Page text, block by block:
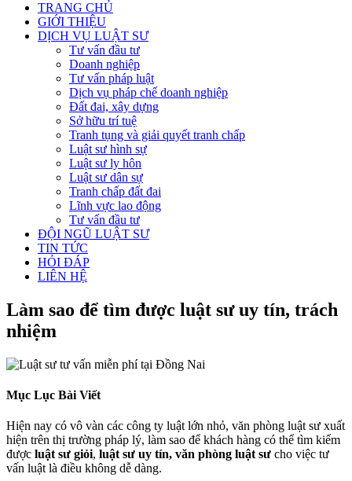
TRANG CHỦ
GIỚI THIỆU
DỊCH VỤ LUẬT SƯ
Tư vấn đầu tư
Doanh nghiệp
Tư vấn pháp luật
Dịch vụ pháp chế doanh nghiệp
Đất đai, xây dựng
Sở hữu trí tuệ
Tranh tụng và giải quyết tranh chấp
Luật sư hình sự
Luật sư ly hôn
Luật sư dân sự
Tranh chấp đất đai
Lĩnh vực lao động
Tư vấn đầu tư
ĐỘI NGŨ LUẬT SƯ
TIN TỨC
HỎI ĐÁP
LIÊN HỆ
Làm sao để tìm được luật sư uy tín, trách
nhiệm
Mục Lục Bài Viết
Hiện nay có vô vàn các công ty luật lớn nhỏ, văn phòng luật sư xuất
hiện trên thị trường pháp lý, làm sao để khách hàng có thể tìm kiếm
được luật sư giỏi, luật sư uy tín, văn phòng luật sư cho việc tư
vấn luật là điều không dễ dàng.